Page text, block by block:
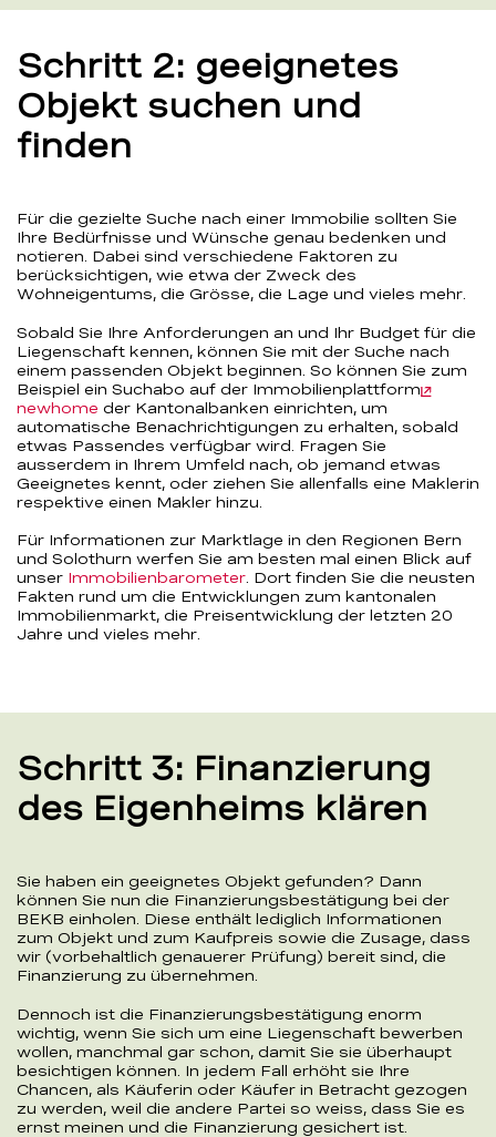
Schritt 2: geeignetes
Objekt suchen und
finden
Für die gezielte Suche nach einer Immobilie sollten Sie
Ihre Bedürfnisse und Wünsche genau bedenken und
notieren. Dabei sind verschiedene Faktoren zu
berücksichtigen, wie etwa der Zweck des
Wohneigentums, die Grösse, die Lage und vieles mehr.
Sobald Sie Ihre Anforderungen an und Ihr Budget für die
Liegenschaft kennen, können Sie mit der Suche nach
einem passenden Objekt beginnen. So können Sie zum
Beispiel ein Suchabo auf der Immobilienplattform
newhome der Kantonalbanken einrichten, um
automatische Benachrichtigungen zu erhalten, sobald
etwas Passendes verfügbar wird. Fragen Sie
ausserdem in Ihrem Umfeld nach, ob jemand etwas
Geeignetes kennt, oder ziehen Sie allenfalls eine Maklerin
respektive einen Makler hinzu.
Für Informationen zur Marktlage in den Regionen Bern
und Solothurn werfen Sie am besten mal einen Blick auf
unser Immobilienbarometer . Dort finden Sie die neusten
Fakten rund um die Entwicklungen zum kantonalen
Immobilienmarkt, die Preisentwicklung der letzten 20
Jahre und vieles mehr.
Schritt 3: Finanzierung
des Eigenheims klären
Sie haben ein geeignetes Objekt gefunden? Dann
können Sie nun die Finanzierungsbestätigung bei der
BEKB einholen. Diese enthält lediglich Informationen
zum Objekt und zum Kaufpreis sowie die Zusage, dass
wir (vorbehaltlich genauerer Prüfung) bereit sind, die
Finanzierung zu übernehmen.
Dennoch ist die Finanzierungsbestätigung enorm
wichtig, wenn Sie sich um eine Liegenschaft bewerben
wollen, manchmal gar schon, damit Sie sie überhaupt
besichtigen können. In jedem Fall erhöht sie Ihre
Chancen, als Käuferin oder Käufer in Betracht gezogen
zu werden, weil die andere Partei so weiss, dass Sie es
ernst meinen und die Finanzierung gesichert ist.